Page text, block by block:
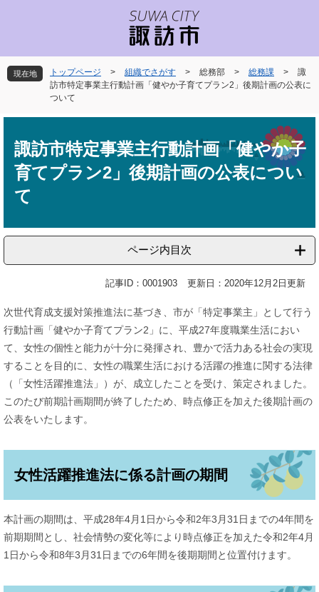
先
頭
を
飛
現在地 トップページ > 組織でさがす > 総務部 > 総務課 >
諏
訪市特定事業主行動計画「健やか子育てプラン2」後期計画の公表に
ついて
諏訪市特定事業主行動計画「健やか子
育てプラン2」後期計画の公表につい
て
ページ内目次
記事ID：0001903 更新日：2020年12月2日更新
次世代育成支援対策推進法に基づき、市が「特定事業主」として行う
行動計画「健やか子育てプラン2」に、平成27年度職業生活におい
て、女性の個性と能力が十分に発揮され、豊かで活力ある社会の実現
することを目的に、女性の職業生活における活躍の推進に関する法律
（「女性活躍推進法」）が、成立したことを受け、策定されました。
このたび前期計画期間が終了したため、時点修正を加えた後期計画の
公表をいたします。
女性活躍推進法に係る計画の期間
本計画の期間は、平成28年4月1日から令和2年3月31日までの4年間を
前期期間とし、社会情勢の変化等により時点修正を加えた令和2年4月
1日から令和8年3月31日までの6年間を後期期間と位置付けます。